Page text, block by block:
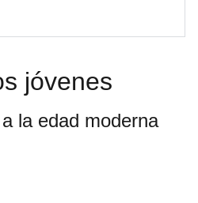
jóvenes
la edad moderna